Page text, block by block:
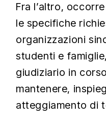
Fra l’altro,
le specifiche
organizzazioni
studenti e
giudiziario in
mantenere,
atteggiamento di